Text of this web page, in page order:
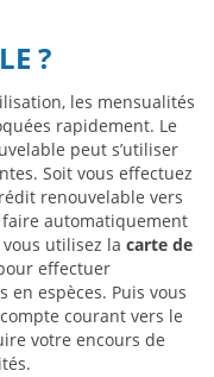
?
les mensualités
rapidement. Le
peut s’utiliser
Soit vous effectuez
renouvelable vers
automatiquement
utilisez la carte de
effectuer
espèces. Puis vous
courant vers le
votre encours de